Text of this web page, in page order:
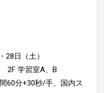
28日（土）
2F 学習室A、B
60分+30秒/手、国内ス